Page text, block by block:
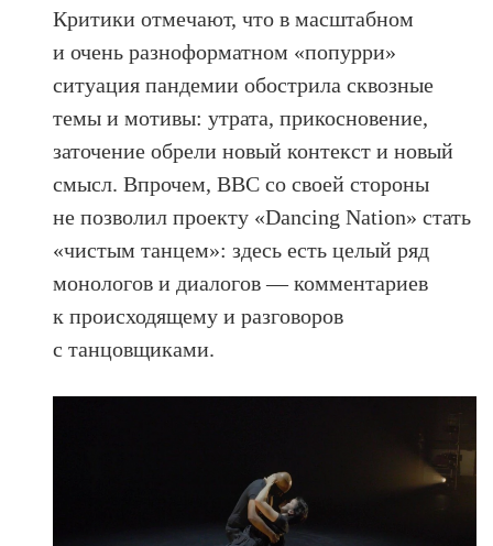
Критики отмечают, что в масштабном
и очень разноформатном «попурри»
ситуация пандемии обострила сквозные
темы и мотивы: утрата, прикосновение,
заточение обрели новый контекст и новый
смысл. Впрочем, ВВС со своей стороны
не позволил проекту «Dancing Nation» стать
«чистым танцем»: здесь есть целый ряд
монологов и диалогов — комментариев
к происходящему и разговоров
с танцовщиками.